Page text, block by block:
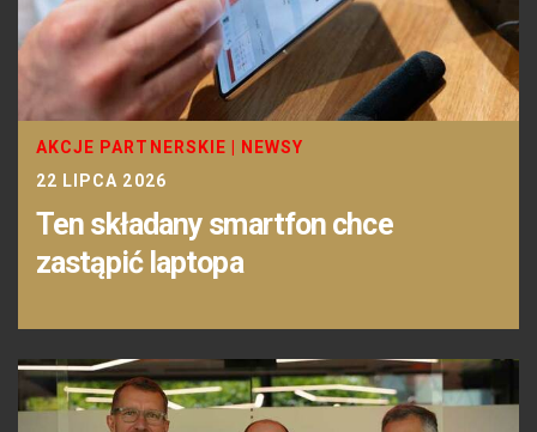
AKCJE PARTNERSKIE
NEWSY
22 LIPCA 2026
Ten składany smartfon chce
zastąpić laptopa